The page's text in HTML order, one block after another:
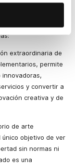
extraordinaria de
permite
y convertir a
creativa y de
de arte
objetivo de ver
sin normas ni
es una